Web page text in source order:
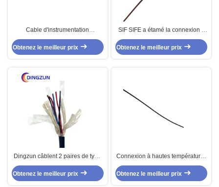
Cable d'instrumentation
informatique haute performance
FEP isolant en silicone
Obtenez le meilleur prix
SIF SIFE a étamé la connexion à
hautes températures de cuivre
d'isolation du câble 250C 24AWG
PFA de silicone le fil
Obtenez le meilleur prix
Dingzun câblent 2 paires de type
câble de thermocouple d'isolation
de PVC de KXVV
Obtenez le meilleur prix
Connexion à hautes températures
de SIF SIFE 250c l'isolation du fil
20AWG ETFE
Obtenez le meilleur prix